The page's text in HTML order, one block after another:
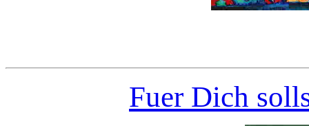
Fuer Dich